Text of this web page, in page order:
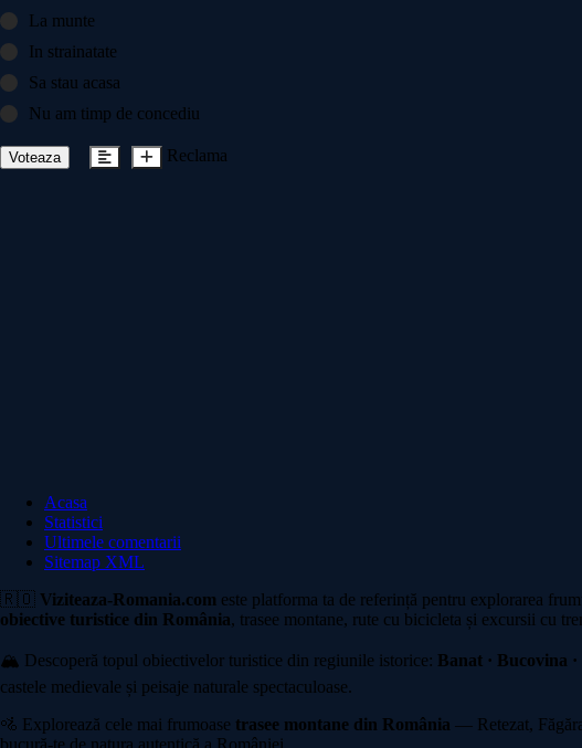
La munte
In strainatate
Sa stau acasa
Nu am timp de concediu
Voteaza Reclama
Acasa
Statistici
Ultimele comentarii
Sitemap XML
🇷🇴 Viziteaza-Romania.com este platforma ta de referință pentru explorarea
obiective turistice din România, trasee montane, rute cu bicicleta și excursii cu
🏔️ Descoperă topul obiectivelor turistice din regiunile istorice: Banat · Bucovina
castele medievale și peisaje naturale spectaculoase.
🚵 Explorează cele mai frumoase trasee montane din România — Retezat,
bucură-te de natura autentică a României.